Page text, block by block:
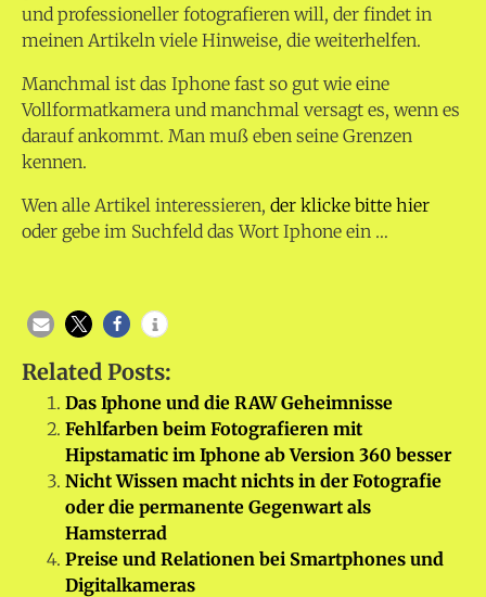
und professioneller fotografieren will, der findet in
meinen Artikeln viele Hinweise, die weiterhelfen.
Manchmal ist das Iphone fast so gut wie eine
Vollformatkamera und manchmal versagt es, wenn es
darauf ankommt. Man muß eben seine Grenzen
kennen.
Wen alle Artikel interessieren, der klicke bitte hier
oder gebe im Suchfeld das Wort Iphone ein …
Related Posts:
Das Iphone und die RAW Geheimnisse
Fehlfarben beim Fotografieren mit
Hipstamatic im Iphone ab Version 360 besser
Nicht Wissen macht nichts in der Fotografie
oder die permanente Gegenwart als
Hamsterrad
Preise und Relationen bei Smartphones und
Digitalkameras